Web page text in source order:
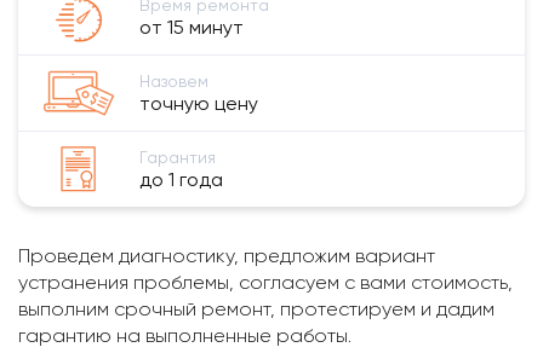
Время ремонта
от 15 минут
Назовем
точную цену
Гарантия
до 1 года
Проведем диагностику, предложим вариант
устранения проблемы, согласуем с вами стоимость,
выполним срочный ремонт, протестируем и дадим
гарантию на выполненные работы.